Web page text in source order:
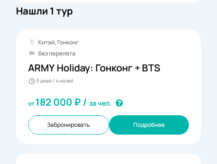
Нашли 1 тур
Китай, Гонконг
без перелета
ARMY Holiday: Гонконг + BTS
5 дней / 4 ночей
от182 000 ₽ / за чел.
Забронировать Подробнее